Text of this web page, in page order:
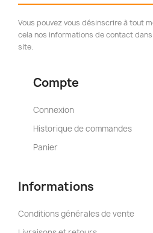
Vous pouvez vous désinscrire à tout
cela nos informations de contact
site.
Compte
Connexion
Historique de commandes
Panier
Informations
Conditions générales de vente